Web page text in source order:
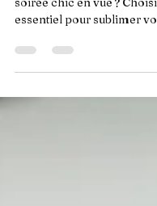
Un mariage, un gala, une
essentiel pour sublimer